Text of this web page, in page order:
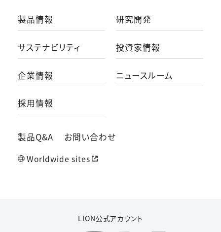
製品情報 研究開発
サステナビリティ 投資家情報
企業情報 ニュースルーム
採用情報
製品Q&A お問い合わせ
Worldwide sites
LION公式アカウント